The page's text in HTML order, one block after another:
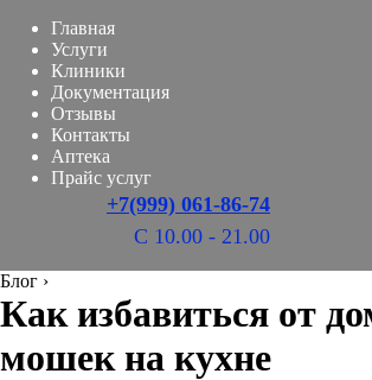
Главная
Услуги
Клиники
Документация
Отзывы
Контакты
Аптека
Прайс услуг
+7(999) 061-86-74
С 10.00 - 21.00
Блог ›
Как избавиться от
мошек на кухне